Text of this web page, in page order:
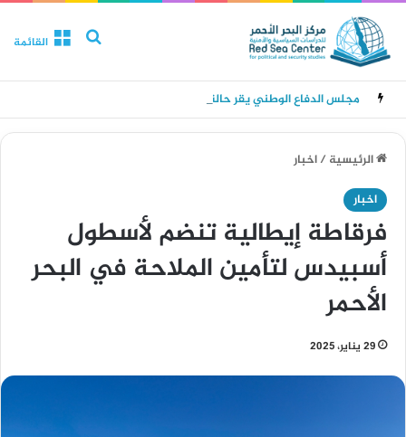
القائمةبحث عن
الرئيسية/اخبار
اخبار
فرقاطة إيطالية تنضم لأسطول
أسبيدس لتأمين الملاحة في البحر
الأحمر
29 يناير، 2025